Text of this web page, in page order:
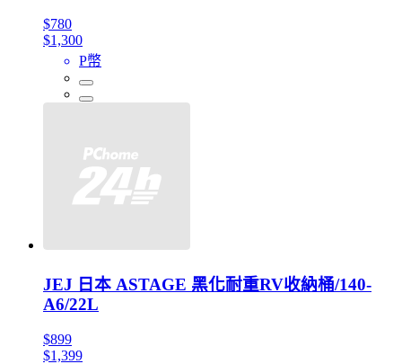
$780
$1,300
P幣
JEJ 日本 ASTAGE 黑化耐重RV收納桶/140-
A6/22L
$899
$1,399